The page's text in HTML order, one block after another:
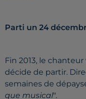
Parti un 24
Fin 2013, le
décide de partir.
semaines de
que musical".